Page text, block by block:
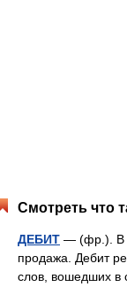
Смотреть что
ДЕБИТ — (фр.). В
продажа. Дебит
слов, вошедших в